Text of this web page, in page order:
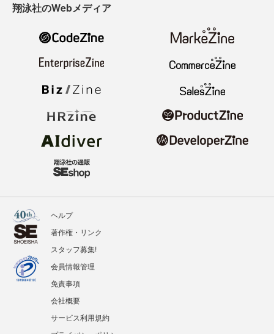
翔泳社のWebメディア
ヘルプ
著作権・リンク
スタッフ募集!
会員情報管理
免責事項
会社概要
サービス利用規約